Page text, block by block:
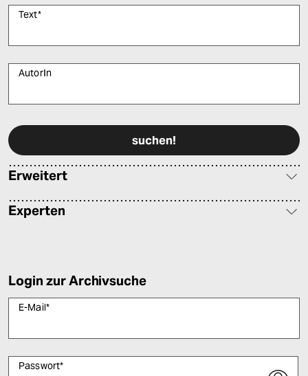
Text*
AutorIn
Erweitert
Experten
Login zur Archivsuche
E-Mail*
Passwort*